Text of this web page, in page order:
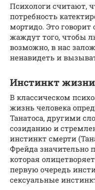
Психологи считают,
потребность
мортидо. Это
жаждут того, чтобы
возможно, в нас
ненавидеть и
Инстинкт
В классическом
жизнь человека
Танатоса, другими
созиданию и
инстинкт смерти
Фрейда значительно
которая
первую очередь
сексуальные